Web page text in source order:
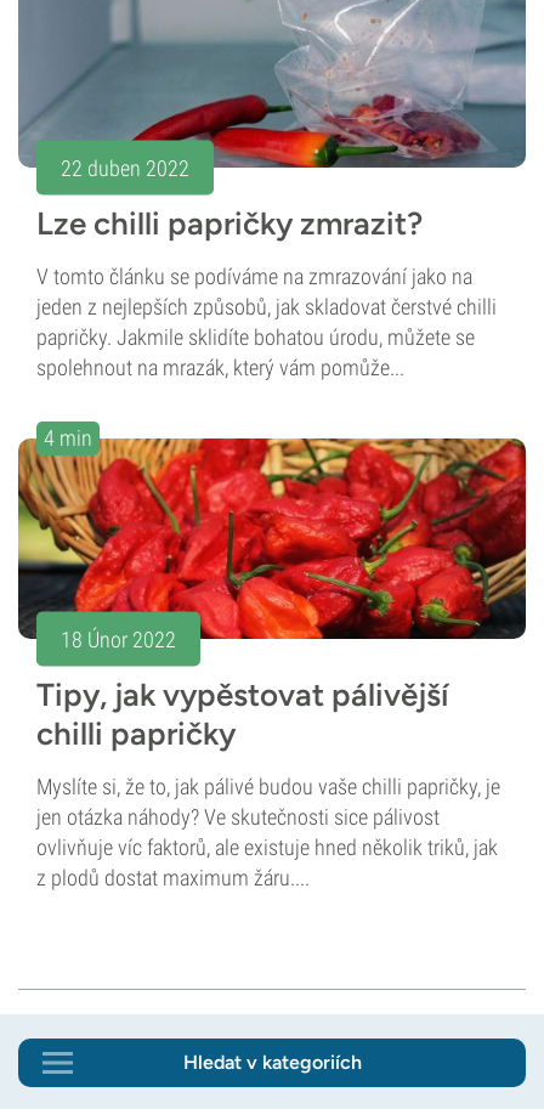
22 duben 2022
Lze chilli papričky zmrazit?
V tomto článku se podíváme na zmrazování jako na
jeden z nejlepších způsobů, jak skladovat čerstvé chilli
papričky. Jakmile sklidíte bohatou úrodu, můžete se
spolehnout na mrazák, který vám pomůže...
4 min
18 Únor 2022
Tipy, jak vypěstovat pálivější
chilli papričky
Myslíte si, že to, jak pálivé budou vaše chilli papričky, je
jen otázka náhody? Ve skutečnosti sice pálivost
ovlivňuje víc faktorů, ale existuje hned několik triků, jak
z plodů dostat maximum žáru....
Hledat v kategoriích